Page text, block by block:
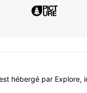
hébergé par Explore,